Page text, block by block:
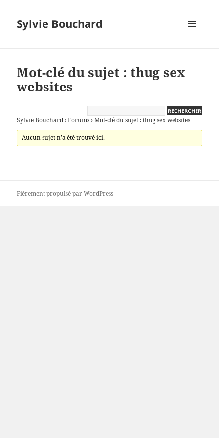
Sylvie Bouchard
Mot-clé du sujet : thug sex
websites
Sylvie Bouchard › Forums › Mot-clé du sujet : thug sex websites
Aucun sujet n’a été trouvé ici.
Fièrement propulsé par WordPress